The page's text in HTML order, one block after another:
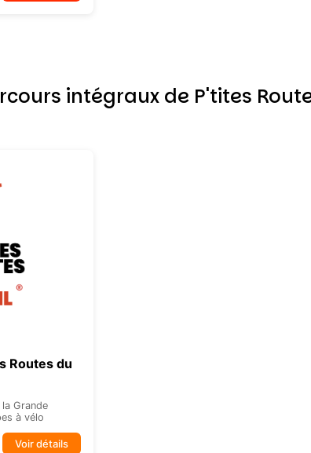
intégraux de P'tites
Routes du
Grande
à vélo
Voir détails